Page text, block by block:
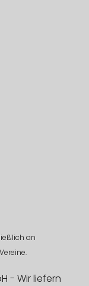
an
- Wir liefern